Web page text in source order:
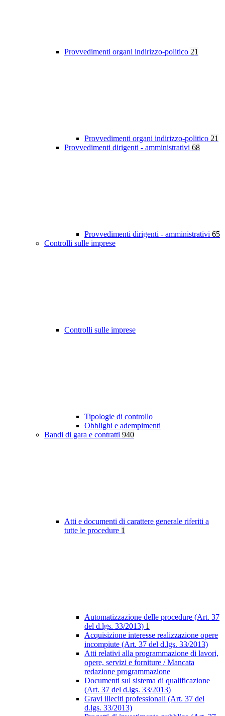
Provvedimenti organi indirizzo-politico 21
Provvedimenti organi indirizzo-politico 21
Provvedimenti dirigenti - amministrativi 68
Provvedimenti dirigenti - amministrativi 65
Controlli sulle imprese
Controlli sulle imprese
Tipologie di controllo
Obblighi e adempimenti
Bandi di gara e contratti 940
Atti e documenti di carattere generale riferiti a
tutte le procedure 1
Automatizzazione delle procedure (Art. 37
del d.lgs. 33/2013) 1
Acquisizione interesse realizzazione opere
incompiute (Art. 37 del d.lgs. 33/2013)
Atti relativi alla programmazione di lavori,
opere, servizi e forniture / Mancata
redazione programmazione
Documenti sul sistema di qualificazione
(Art. 37 del d.lgs. 33/2013)
Gravi illeciti professionali (Art. 37 del
d.lgs. 33/2013)